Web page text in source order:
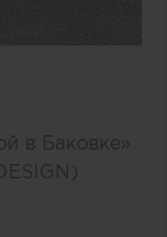
в Баковке»